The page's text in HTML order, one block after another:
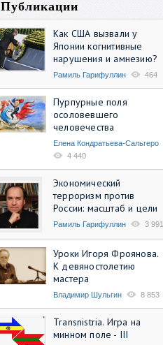
Публикации
Как США вызвали у
Японии когнитивные
нарушения и амнезию?
Рамиль Гарифуллин 464
Пурпурные поля
осоловевшего
человечества
Елена Кондратьева-Сальгеро
4 440
Экономический
терроризм против
России: масштаб и цели
Рамиль Гарифуллин 3 991
Уроки Игоря Фроянова.
К девяностолетию
мастера
Владимир Шульгин 8 853
Transnistria. Игра на
минном поле - III